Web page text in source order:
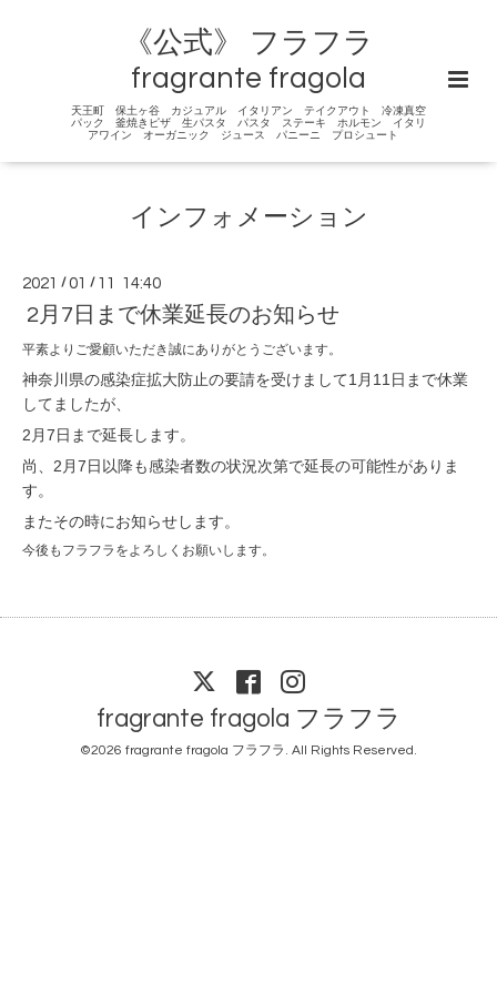
《公式》 フラフラ
fragrante fragola
天王町 保土ヶ谷 カジュアル イタリアン テイクアウト 冷凍真空
パック 釜焼きピザ 生パスタ パスタ ステーキ ホルモン イタリ
アワイン オーガニック ジュース パニーニ プロシュート
インフォメーション
2021 /01 / 11 14:40
2月7日まで休業延長のお知らせ
平素よりご愛顧いただき誠にありがとうございます。
神奈川県の感染症拡大防止の要請を受けまして1月11日まで休業
してましたが、
2月7日まで延長します。
尚、2月7日以降も感染者数の状況次第で延長の可能性がありま
す。
またその時にお知らせします。
今後もフラフラをよろしくお願いします。
fragrante fragola フラフラ
©2026 fragrante fragola フラフラ . All Rights Reserved.